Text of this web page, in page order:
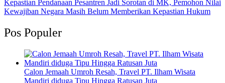
Kepastian Pendanaan Pesantren Jadi Sorotan di MK, Pemohon Nilai
Kewajiban Negara Masih Belum Memberikan Kepastian Hukum
Pos Populer
Calon Jemaah Umroh Resah, Travel PT. Ilham Wisata
Mandiri diduga Tipu Hingga Ratusan Juta